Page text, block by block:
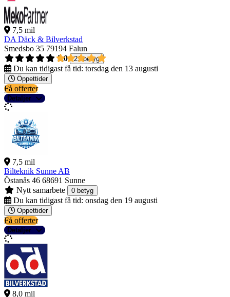
7,5 mil
DA Däck & Bilverkstad
Smedsbo 35 79194 Falun
5,0
21 betyg
Du kan tidigast få tid: torsdag den 13 augusti
Öppettider
Få offerter
Detaljer
7,5 mil
Bilteknik Sunne AB
Östanås 46 68691 Sunne
Nytt samarbete
0 betyg
Du kan tidigast få tid: onsdag den 19 augusti
Öppettider
Få offerter
Detaljer
8,0 mil